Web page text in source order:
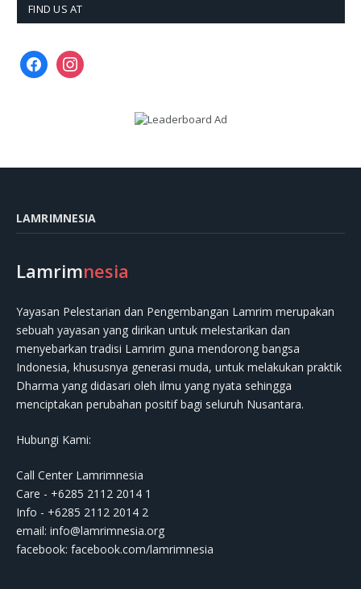
FIND US AT
facebookinstagram
LAMRIMNESIA
Lamrimnesia
Yayasan Pelestarian dan Pengembangan Lamrim merupakan
sebuah yayasan yang dirikan untuk melestarikan dan
menyebarkan tradisi Lamrim guna mendorong bangsa
Indonesia, khususnya generasi muda, untuk melakukan praktik
Dharma yang didasari oleh ilmu yang nyata sehingga
menciptakan perubahan positif bagi seluruh Nusantara.
Hubungi Kami:
Call Center Lamrimnesia
Care - +6285 2112 2014 1
Info - +6285 2112 2014 2
email: info@lamrimnesia.org
facebook: facebook.com/lamrimnesia